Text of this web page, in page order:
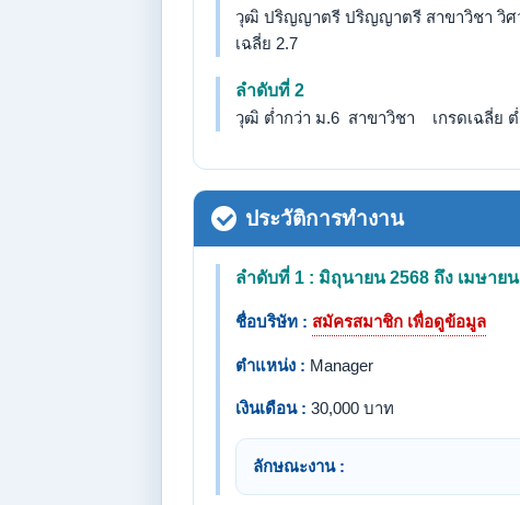
วุฒิ ปริญญาตรี ปริญญาตรี สาขาวิชา วิศว
เฉลี่ย 2.7
ลำดับที่ 2
วุฒิ ต่ำกว่า ม.6 สาขาวิชา เกรดเฉลี่ย ต่
ประวัติการทำงาน
ลำดับที่ 1 : มิถุนายน 2568 ถึง เมษาย
ชื่อบริษัท : สมัครสมาชิก เพื่อดูข้อมูล
ตำแหน่ง : Manager
เงินเดือน : 30,000 บาท
ลักษณะงาน :